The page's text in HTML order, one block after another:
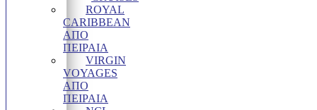
ROYAL
CARIBBEAN
ΑΠΌ
ΠΕΙΡΑΙΆ
VIRGIN
VOYAGES
ΑΠΟ
ΠΕΙΡΑΙΑ